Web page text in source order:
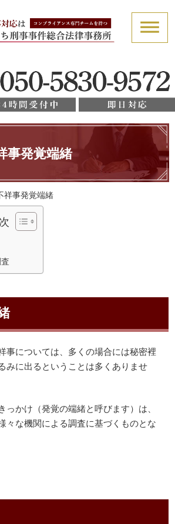
事発覚端緒
祥事発覚端緒
事については、多くの場合には秘密裡
みに出るということは多くありませ
っかけ（発覚の端緒と呼びます）は、
々な機関による調査に基づくものとな